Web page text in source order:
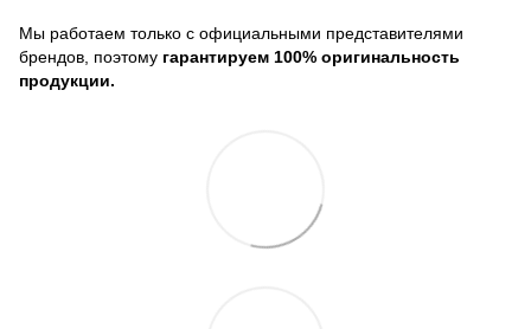
Мы работаем только с официальными представителями
брендов, поэтому гарантируем 100% оригинальность
продукции.